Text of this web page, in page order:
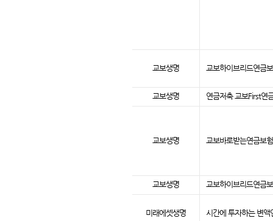
교보생명 교보하이브리드연금
교보생명 연금저축 교보First연
교보생명 교보바로받는연금보
교보생명 교보하이브리드연금
미래에셋생명 시간에 투자하는 변